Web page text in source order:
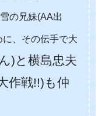
の兄妹(AA出
、その伝手で大
)と横島忠夫
作戦!!)も仲